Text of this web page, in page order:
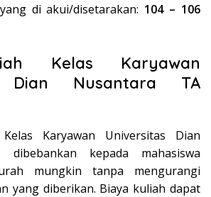
di akui/disetarakan: 104 – 106
Kelas Karyawan
Dian Nusantara TA
Karyawan Universitas Dian
dibebankan kepada mahasiswa
mungkin tanpa mengurangi
yang diberikan. Biaya kuliah dapat